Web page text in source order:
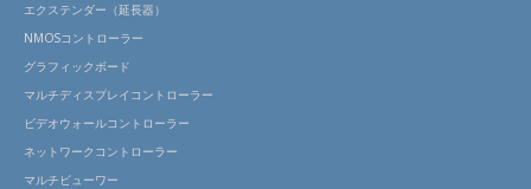
エクステンダー（延長器）
NMOSコントローラー
グラフィックボード
マルチディスプレイコントローラー
ビデオウォールコントローラー
ネットワークコントローラー
マルチビューワー